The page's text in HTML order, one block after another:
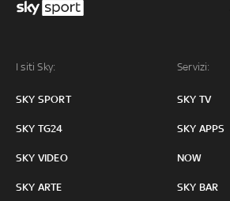
I siti Sky:
SKY SPORT
SKY TG24
SKY VIDEO
SKY ARTE
Servizi:
SKY TV
SKY APPS
NOW
SKY BAR